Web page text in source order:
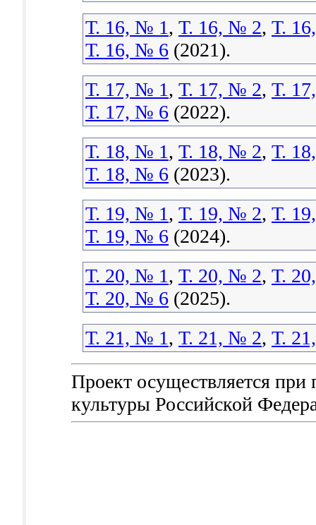
Т. 16, № 1, Т. 16, № 2, Т.
Т. 16, № 6 (2021).
Т. 17, № 1, Т. 17, № 2, Т.
Т. 17, № 6 (2022).
Т. 18, № 1, Т. 18, № 2, Т.
Т. 18, № 6 (2023).
Т. 19, № 1, Т. 19, № 2, Т.
Т. 19, № 6 (2024).
Т. 20, № 1, Т. 20, № 2, Т.
Т. 20, № 6 (2025).
Т. 21, № 1, Т. 21, № 2, Т.
Проект осуществляется
культуры Российской